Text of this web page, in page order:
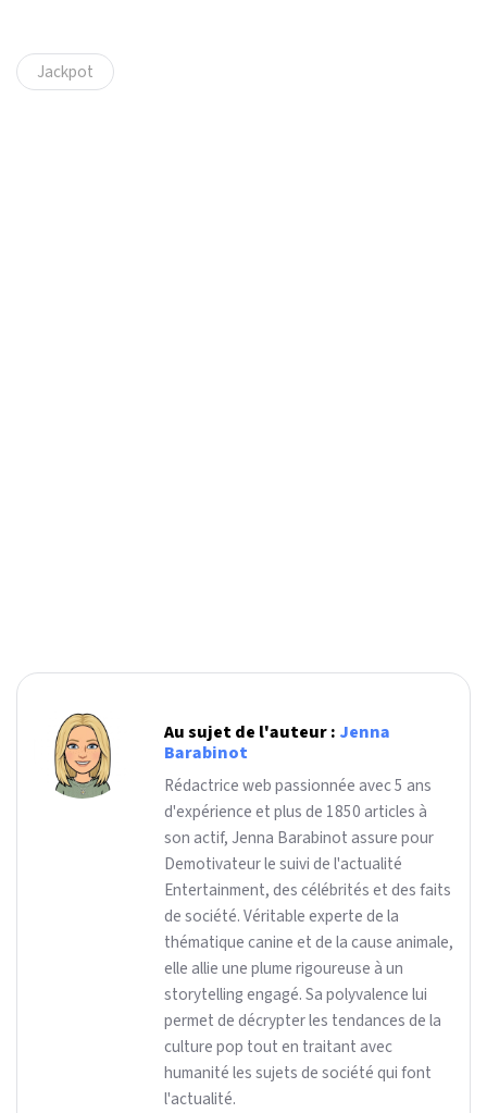
Jackpot
Au sujet de l'auteur : Jenna
Barabinot
Rédactrice web passionnée avec 5 ans
d'expérience et plus de 1850 articles à
son actif, Jenna Barabinot assure pour
Demotivateur le suivi de l'actualité
Entertainment, des célébrités et des faits
de société. Véritable experte de la
thématique canine et de la cause animale,
elle allie une plume rigoureuse à un
storytelling engagé. Sa polyvalence lui
permet de décrypter les tendances de la
culture pop tout en traitant avec
humanité les sujets de société qui font
l'actualité.